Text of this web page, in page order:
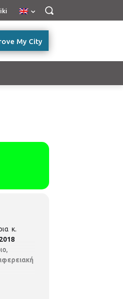
My City
κ.